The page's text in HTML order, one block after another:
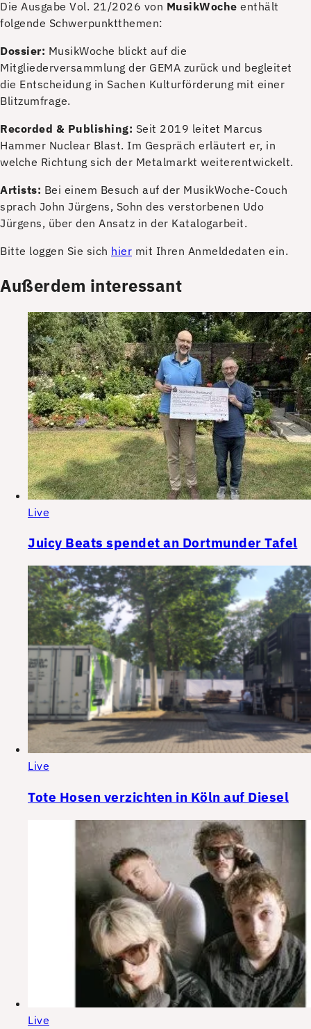
Die Ausgabe Vol. 21/2026 von MusikWoche enthält
folgende Schwerpunktthemen:
Dossier: MusikWoche blickt auf die
Mitgliederversammlung der GEMA zurück und begleitet
die Entscheidung in Sachen Kulturförderung mit einer
Blitzumfrage.
Recorded & Publishing: Seit 2019 leitet Marcus
Hammer Nuclear Blast. Im Gespräch erläutert er, in
welche Richtung sich der Metalmarkt weiterentwickelt.
Artists: Bei einem Besuch auf der MusikWoche-Couch
sprach John Jürgens, Sohn des verstorbenen Udo
Jürgens, über den Ansatz in der Katalogarbeit.
Bitte loggen Sie sich hier mit Ihren Anmeldedaten ein.
Außerdem interessant
Live
Juicy Beats spendet an Dortmunder Tafel
Live
Tote Hosen verzichten in Köln auf Diesel
Live